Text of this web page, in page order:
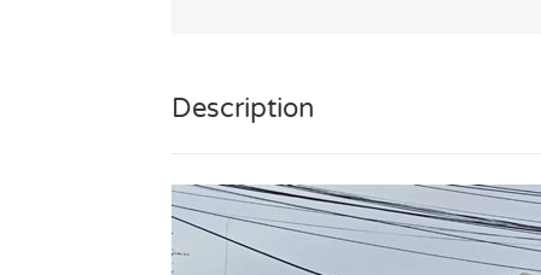
Description